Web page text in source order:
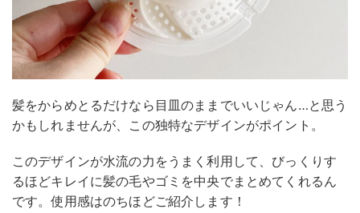
髪をからめとるだけなら目皿のままでいいじゃん…と思う
かもしれませんが、この独特なデザインがポイント。
このデザインが水流の力をうまく利用して、びっくりす
るほどキレイに髪の毛やゴミを中央でまとめてくれるん
です。使用感はのちほどご紹介します！